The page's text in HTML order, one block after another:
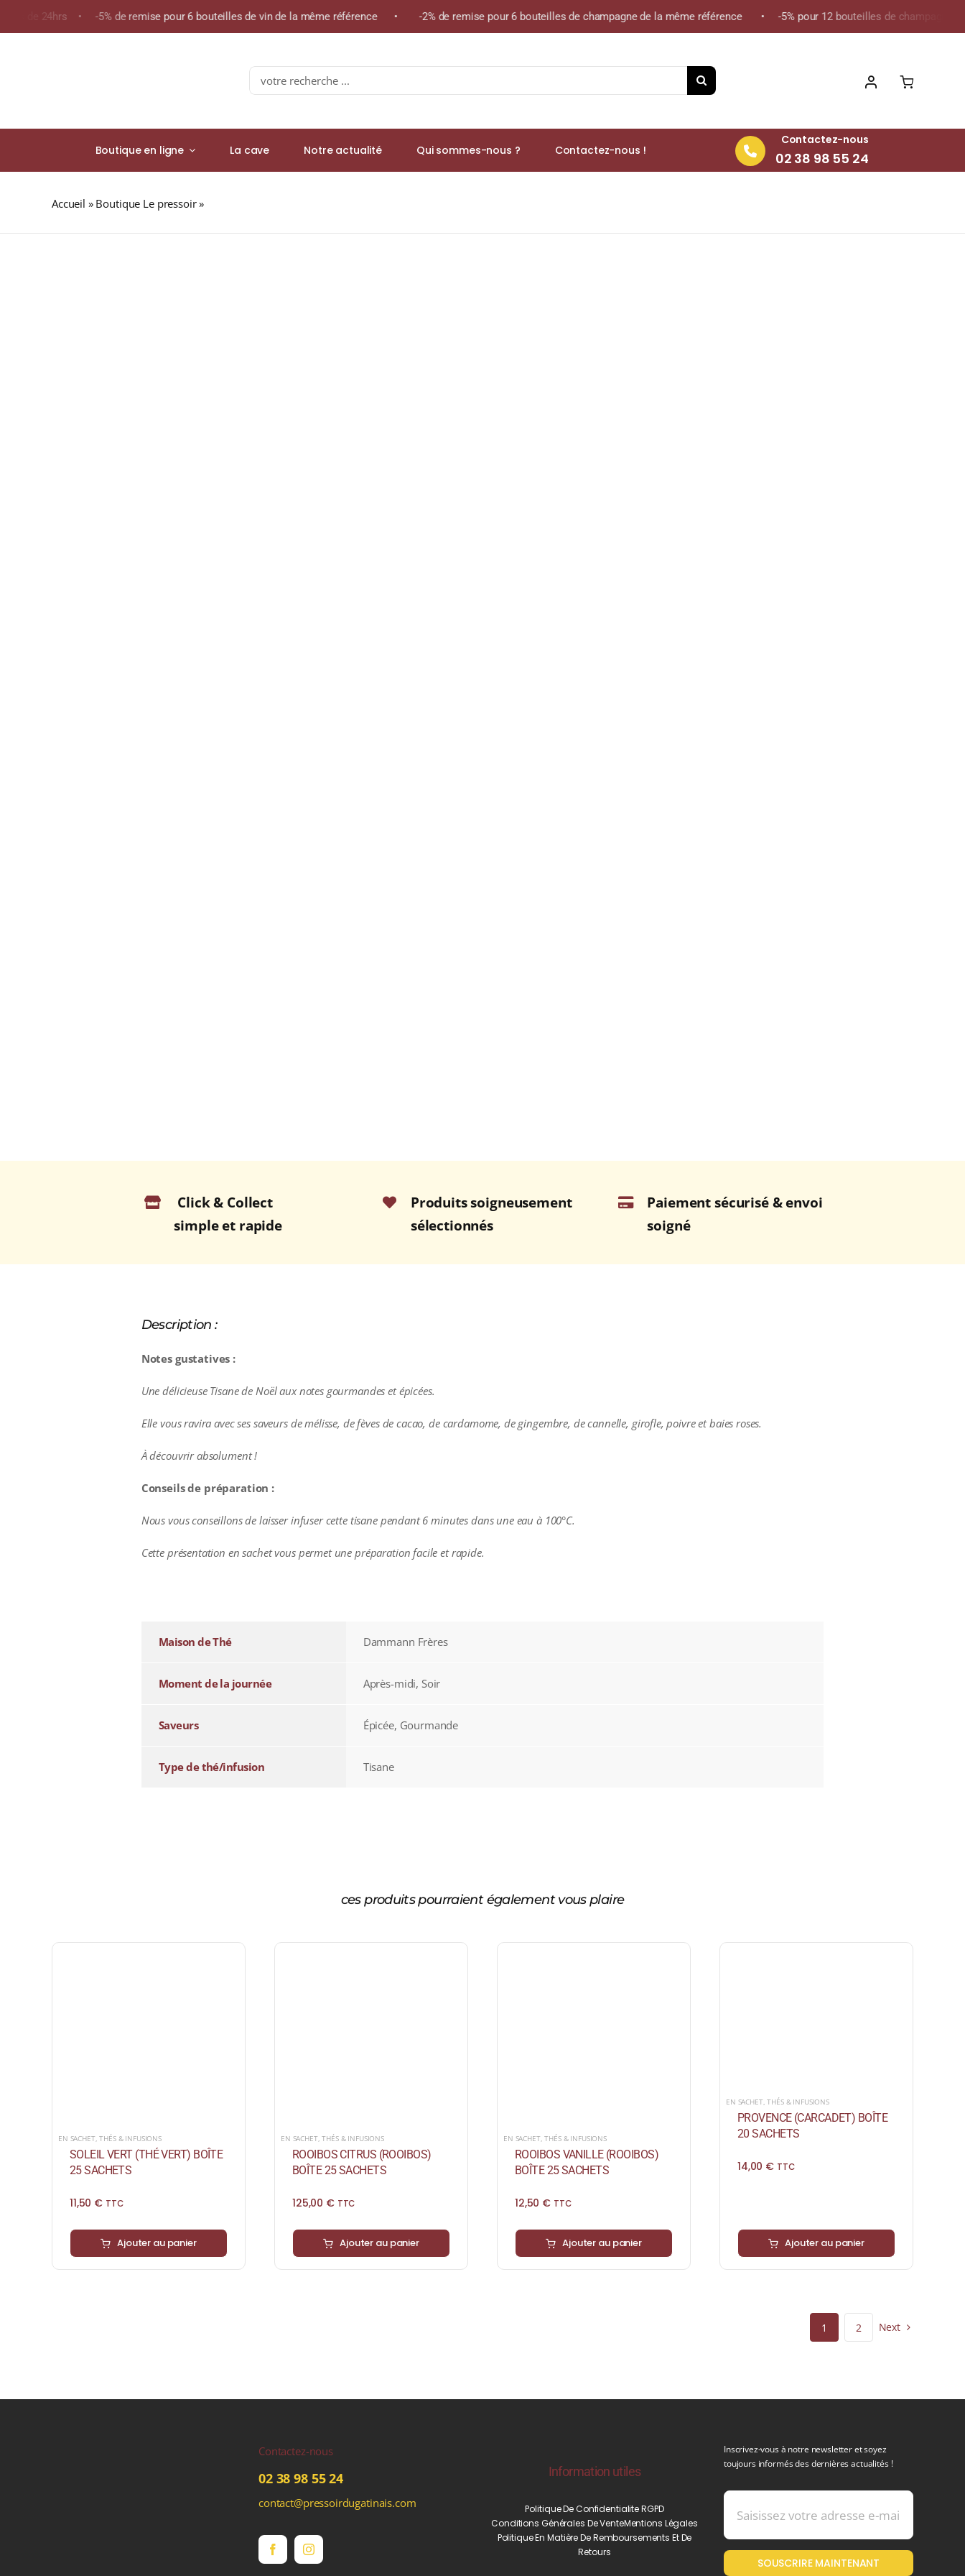
de 24hrs • -5% de remise pour 6 bouteilles de vin de la même référence • -2% de remise pour 6 bouteilles de champagne de la même référence • -5% pour 12 bouteilles de champagne de la
Search
for:
Boutique en ligne La cave Notre actualité Qui sommes-nous ? Contactez-nous !
Contactez-nous
02 38 98 55 24
Accueil » Boutique Le pressoir»
Click & Collect
simple et rapide
Produits soigneusement
sélectionnés
Paiement sécurisé & envoi
soigné
Description :
Notes gustatives :
Une délicieuse Tisane de Noël aux notes gourmandes et épicées.
Elle vous ravira avec ses saveurs de mélisse, de fèves de cacao, de cardamome, de gingembre, de cannelle, girofle, poivre et baies roses.
À découvrir absolument !
Conseils de préparation :
Nous vous conseillons de laisser infuser cette tisane pendant 6 minutes dans une eau à 100°C.
Cette présentation en sachet vous permet une préparation facile et rapide.
Maison de Thé Dammann Frères
Moment de la journée Après-midi, Soir
Saveurs Épicée, Gourmande
Type de thé/infusion Tisane
ces produits pourraient également vous plaire
EN SACHET,THÉS & INFUSIONS
SOLEIL VERT (THÉ VERT) BOÎTE
25 SACHETS
11,50 € TTC
Ajouter au panier
EN SACHET,THÉS & INFUSIONS
ROOIBOS CITRUS (ROOIBOS)
BOÎTE 25 SACHETS
125,00 € TTC
Ajouter au panier
EN SACHET,THÉS & INFUSIONS
ROOIBOS VANILLE (ROOIBOS)
BOÎTE 25 SACHETS
12,50 € TTC
Ajouter au panier
EN SACHET,THÉS & INFUSIONS
PROVENCE (CARCADET) BOÎTE
20 SACHETS
14,00 € TTC
Ajouter au panier
1 2 Next
Contactez-nous
02 38 98 55 24
contact@pressoirdugatinais.com
Information utiles
Politique De Confidentialite RGPD
Conditions Générales De VenteMentions Légales
Politique En Matière De Remboursements Et De
Retours
Inscrivez-vous à notre newsletter et soyez
toujours informés des dernières actualités !
SOUSCRIRE MAINTENANT